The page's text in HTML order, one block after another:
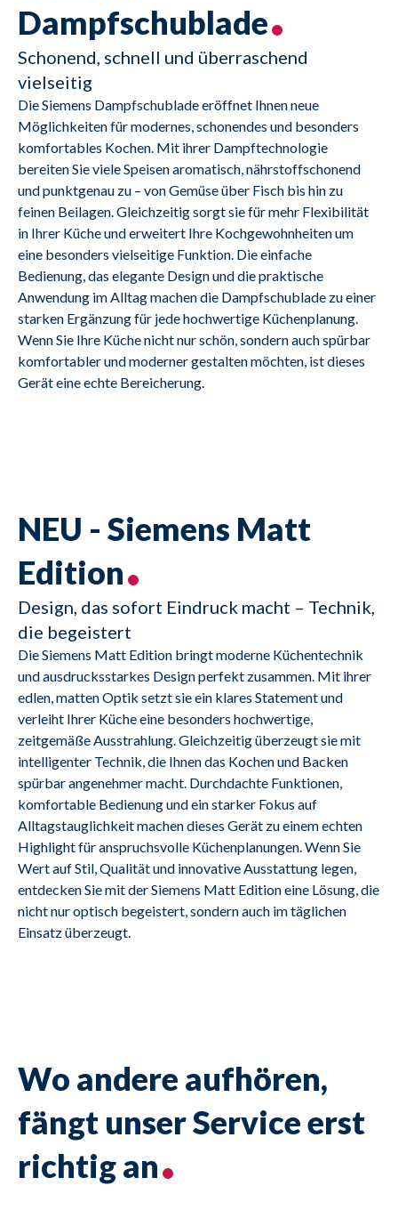
Dampfschublade
Schonend, schnell und überraschend
vielseitig
Die Siemens Dampfschublade eröffnet Ihnen neue
Möglichkeiten für modernes, schonendes und besonders
komfortables Kochen. Mit ihrer Dampftechnologie
bereiten Sie viele Speisen aromatisch, nährstoffschonend
und punktgenau zu – von Gemüse über Fisch bis hin zu
feinen Beilagen. Gleichzeitig sorgt sie für mehr Flexibilität
in Ihrer Küche und erweitert Ihre Kochgewohnheiten um
eine besonders vielseitige Funktion. Die einfache
Bedienung, das elegante Design und die praktische
Anwendung im Alltag machen die Dampfschublade zu einer
starken Ergänzung für jede hochwertige Küchenplanung.
Wenn Sie Ihre Küche nicht nur schön, sondern auch spürbar
komfortabler und moderner gestalten möchten, ist dieses
Gerät eine echte Bereicherung.
NEU - Siemens Matt
Edition
Design, das sofort Eindruck macht – Technik,
die begeistert
Die Siemens Matt Edition bringt moderne Küchentechnik
und ausdrucksstarkes Design perfekt zusammen. Mit ihrer
edlen, matten Optik setzt sie ein klares Statement und
verleiht Ihrer Küche eine besonders hochwertige,
zeitgemäße Ausstrahlung. Gleichzeitig überzeugt sie mit
intelligenter Technik, die Ihnen das Kochen und Backen
spürbar angenehmer macht. Durchdachte Funktionen,
komfortable Bedienung und ein starker Fokus auf
Alltagstauglichkeit machen dieses Gerät zu einem echten
Highlight für anspruchsvolle Küchenplanungen. Wenn Sie
Wert auf Stil, Qualität und innovative Ausstattung legen,
entdecken Sie mit der Siemens Matt Edition eine Lösung, die
nicht nur optisch begeistert, sondern auch im täglichen
Einsatz überzeugt.
Wo andere aufhören,
fängt unser Service erst
richtig an